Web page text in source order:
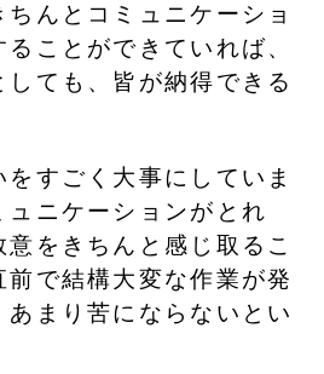
んとコミュニケーショ
ことができていれば、
ても、皆が納得できる
すごく大事にしていま
ニケーションがとれ
をきちんと感じ取るこ
前で結構大変な作業が発
まり苦にならないとい